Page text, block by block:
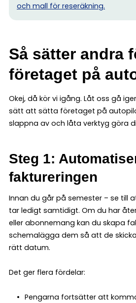
och mall för reseräkning.
Så sätter andra
företaget på
Okej, då kör vi igång. Låt oss gå
sätt att sätta företaget på
slappna av och låta verktyg göra
Steg 1:
faktureringen
Innan du går på semester – se till
tar ledigt samtidigt. Om du har
eller abonnemang kan du skapa
schemalägga dem så att de
rätt datum.
Det ger flera fördelar:
Pengarna fortsätter att